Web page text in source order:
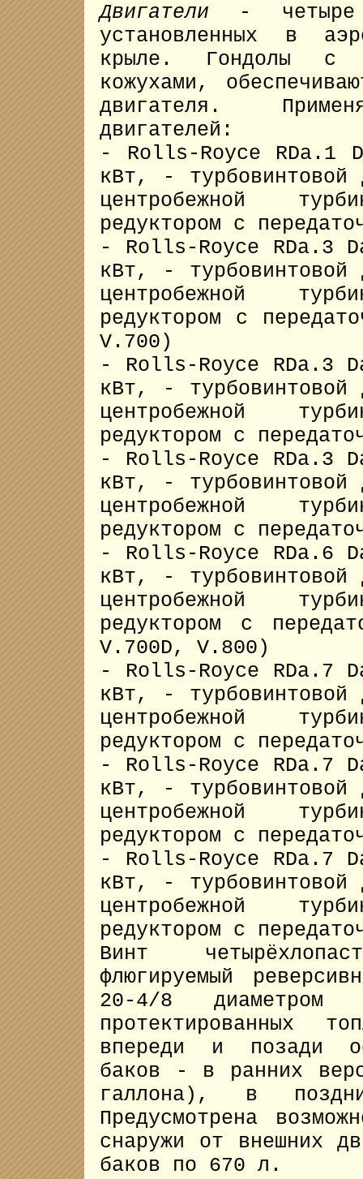
Двигатели - четыре
установленных в
крыле. Гондолы с
кожухами,
двигателя.
двигателей:
- Rolls-Royce
кВт, - турбовинтовой
центробежной
редуктором с
- Rolls-Royce RDa.3
кВт, - турбовинтовой
центробежной
редуктором с
V.700)
- Rolls-Royce RDa.3
кВт, - турбовинтовой
центробежной
редуктором с
- Rolls-Royce RDa.3
кВт, - турбовинтовой
центробежной
редуктором с
- Rolls-Royce RDa.6
кВт, - турбовинтовой
центробежной
редуктором с
V.700D, V.800)
- Rolls-Royce RDa.7
кВт, - турбовинтовой
центробежной
редуктором с
- Rolls-Royce RDa.7
кВт, - турбовинтовой
центробежной
редуктором с
- Rolls-Royce RDa.7
кВт, - турбовинтовой
центробежной
редуктором с
Винт
флюгируемый
20-4/8
протектированных
впереди и позади
баков - в ранних
галлона), в
Предусмотрена
снаружи от внешних
баков по 670 л.